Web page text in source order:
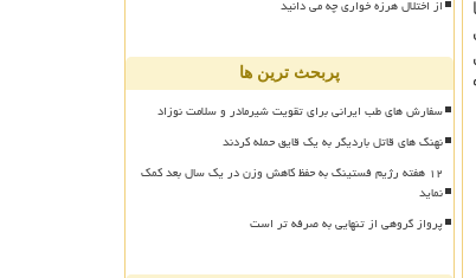
از اختلال هرزه خواری چه می دانید
پربحث ترین ها
سفارش های طب ایرانی برای تقویت شیرمادر و سلامت نوزاد
نهنگ های قاتل باردیگر به یک قایق حمله کردند
۱۲ هفته رژیم فستینگ به حفظ کاهش وزن در یک سال بعد کمک
نماید
پرواز گروهی از تنهایی به صرفه تر است